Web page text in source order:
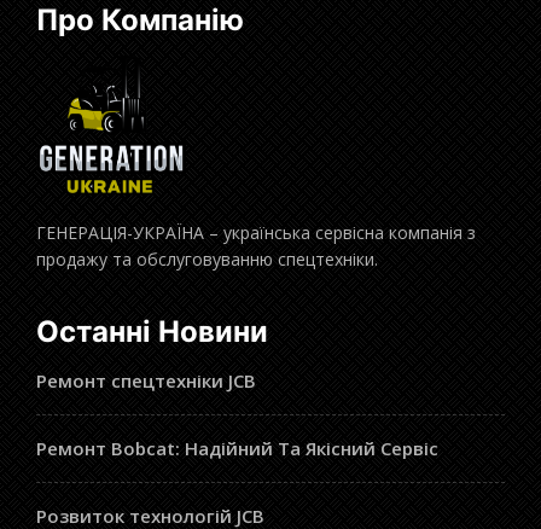
Про Компанію
ГЕНЕРАЦІЯ-УКРАЇНА – українська сервісна компанія з
продажу та обслуговуванню спецтехніки.
Останні Новини
Ремонт спецтехніки JCB
Ремонт Bobcat: Надійний Та Якісний Сервіс
Розвиток технологій JCB